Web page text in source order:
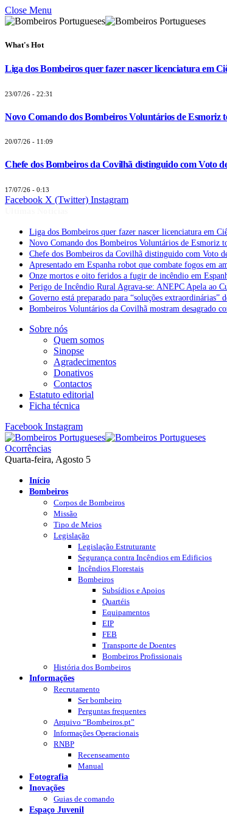
Close Menu
What's Hot
Liga dos Bombeiros quer fazer nascer licenciatura em
23/07/26 - 22:31
Novo Comando dos Bombeiros Voluntários de Esmoriz
20/07/26 - 11:09
Chefe dos Bombeiros da Covilhã distinguido com Voto
17/07/26 - 0:13
Facebook X (Twitter) Instagram
Liga dos Bombeiros quer fazer nascer licenciatura em
Novo Comando dos Bombeiros Voluntários de Esmoriz
Chefe dos Bombeiros da Covilhã distinguido com Voto
Apresentado em Espanha robot que combate fogos em
Onze mortos e oito feridos a fugir de incêndio em
Perigo de Incêndio Rural Agrava-se: ANEPC Apela ao
Governo está preparado para “soluções extraordinárias”
Bombeiros Voluntários da Covilhã mostram desagrado
Sobre nós
Quem somos
Sinopse
Agradecimentos
Donativos
Contactos
Estatuto editorial
Ficha técnica
Facebook Instagram
Ocorrências
Quarta-feira, Agosto 5
Início
Bombeiros
Corpos de Bombeiros
Missão
Tipo de Meios
Legislação
Legislação Estruturante
Segurança contra Incêndios em Edificios
Incêndios Florestais
Bombeiros
Subsídios e Apoios
Quartéis
Equipamentos
EIP
FEB
Transporte de Doentes
Bombeiros Profissionais
História dos Bombeiros
Informações
Recrutamento
Ser bombeiro
Perguntas frequentes
Arquivo “Bombeiros.pt”
Informações Operacionais
RNBP
Recenseamento
Manual
Fotografia
Inovações
Guias de comando
Espaço Juvenil